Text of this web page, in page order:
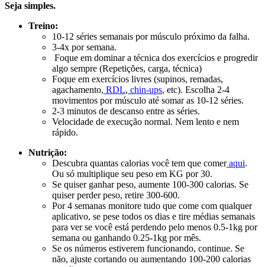
Seja simples.
Treino:
10-12 séries semanais por músculo próximo da falha.
3-4x por semana.
Foque em dominar a técnica dos exercícios e progredir
algo sempre (Repetições, carga, técnica)
Foque em exercícios livres (supinos, remadas,
agachamento, RDL, chin-ups, etc). Escolha 2-4
movimentos por músculo até somar as 10-12 séries.
2-3 minutos de descanso entre as séries.
Velocidade de execução normal. Nem lento e nem
rápido.
Nutrição:
Descubra quantas calorias você tem que comer aqui.
Ou só multiplique seu peso em KG por 30.
Se quiser ganhar peso, aumente 100-300 calorias. Se
quiser perder peso, retire 300-600.
Por 4 semanas monitore tudo que come com qualquer
aplicativo, se pese todos os dias e tire médias semanais
para ver se você está perdendo pelo menos 0.5-1kg por
semana ou ganhando 0.25-1kg por mês.
Se os números estiverem funcionando, continue. Se
não, ajuste cortando ou aumentando 100-200 calorias